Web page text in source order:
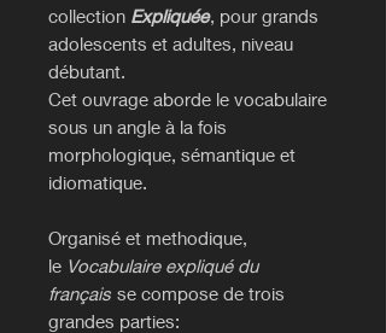
collection Expliquée, pour grands
adolescents et adultes, niveau
débutant.
Cet ouvrage aborde le vocabulaire
sous un angle à la fois
morphologique, sémantique et
idiomatique.
Organisé et methodique,
le Vocabulaire expliqué du
français se compose de trois
grandes parties: